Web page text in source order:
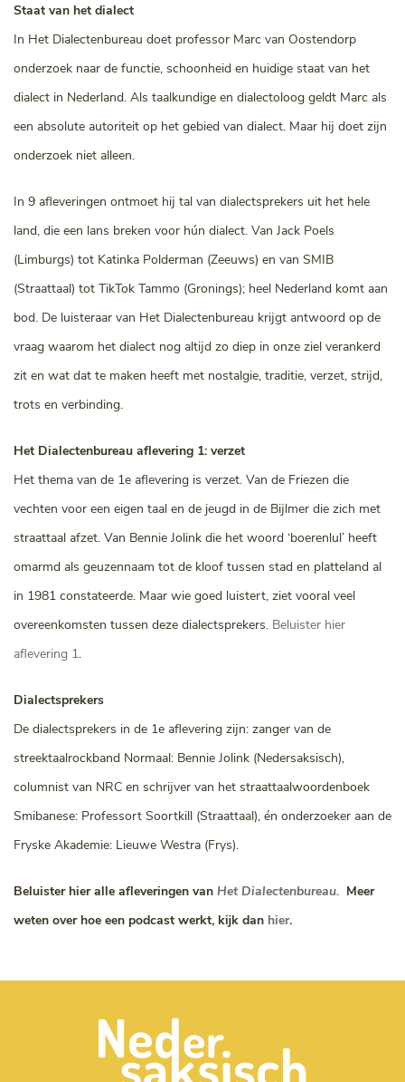
Staat van het dialect
In Het Dialectenbureau doet professor Marc van Oostendorp
onderzoek naar de functie, schoonheid en huidige staat van het
dialect in Nederland. Als taalkundige en dialectoloog geldt Marc als
een absolute autoriteit op het gebied van dialect. Maar hij doet zijn
onderzoek niet alleen.
In 9 afleveringen ontmoet hij tal van dialectsprekers uit het hele
land, die een lans breken voor hún dialect. Van Jack Poels
(Limburgs) tot Katinka Polderman (Zeeuws) en van SMIB
(Straattaal) tot TikTok Tammo (Gronings); heel Nederland komt aan
bod. De luisteraar van Het Dialectenbureau krijgt antwoord op de
vraag waarom het dialect nog altijd zo diep in onze ziel verankerd
zit en wat dat te maken heeft met nostalgie, traditie, verzet, strijd,
trots en verbinding.
Het Dialectenbureau aflevering 1: verzet
Het thema van de 1e aflevering is verzet. Van de Friezen die
vechten voor een eigen taal en de jeugd in de Bijlmer die zich met
straattaal afzet. Van Bennie Jolink die het woord ‘boerenlul’ heeft
omarmd als geuzennaam tot de kloof tussen stad en platteland al
in 1981 constateerde. Maar wie goed luistert, ziet vooral veel
overeenkomsten tussen deze dialectsprekers. Beluister hier
aflevering 1.
Dialectsprekers
De dialectsprekers in de 1e aflevering zijn: zanger van de
streektaalrockband Normaal: Bennie Jolink (Nedersaksisch),
columnist van NRC en schrijver van het straattaalwoordenboek
Smibanese: Professort Soortkill (Straattaal), én onderzoeker aan de
Fryske Akademie: Lieuwe Westra (Frys).
Beluister hier alle afleveringen van Het Dialectenbureau. Meer
weten over hoe een podcast werkt, kijk dan hier.